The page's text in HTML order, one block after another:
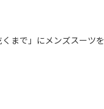
くまで」にメンズスーツ